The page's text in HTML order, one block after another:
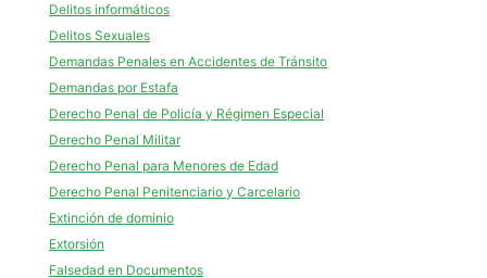
Delitos informáticos
Delitos Sexuales
Demandas Penales en Accidentes de Tránsito
Demandas por Estafa
Derecho Penal de Policía y Régimen Especial
Derecho Penal Militar
Derecho Penal para Menores de Edad
Derecho Penal Penitenciario y Carcelario
Extinción de dominio
Extorsión
Falsedad en Documentos